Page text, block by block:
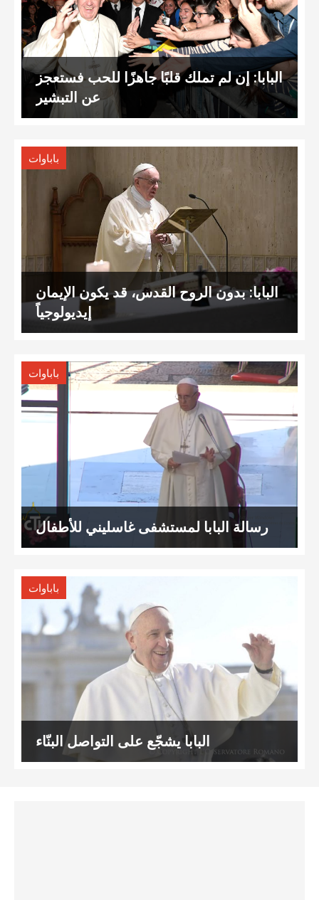
البابا: إن لم تملك قلبًا جاهزًا للحب فستعجز
عن التبشير
باباوات
البابا: بدون الروح القدس، قد يكون الإيمان
إيديولوجياً
باباوات
رسالة البابا لمستشفى غاسليني للأطفال
باباوات
البابا يشجّع على التواصل البنّاء